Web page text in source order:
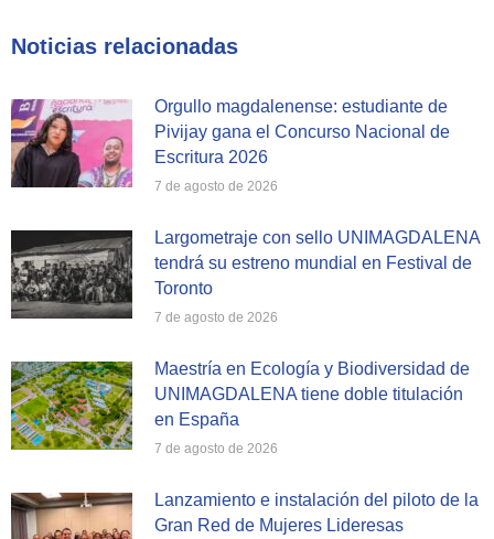
Noticias relacionadas
Orgullo magdalenense: estudiante de
Pivijay gana el Concurso Nacional de
Escritura 2026
7 de agosto de 2026
Largometraje con sello UNIMAGDALENA
tendrá su estreno mundial en Festival de
Toronto
7 de agosto de 2026
Maestría en Ecología y Biodiversidad de
UNIMAGDALENA tiene doble titulación
en España
7 de agosto de 2026
Lanzamiento e instalación del piloto de la
Gran Red de Mujeres Lideresas